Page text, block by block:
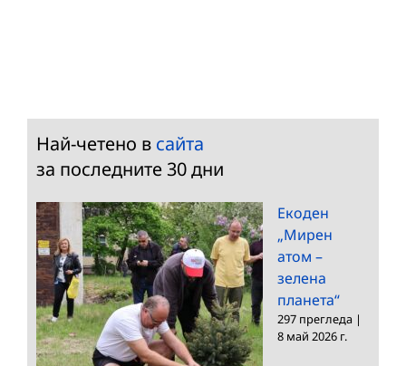
Най-четено в сайта
за последните 30 дни
Екоден
„Мирен
атом –
зелена
планета“
297 прегледа |
8 май 2026 г.